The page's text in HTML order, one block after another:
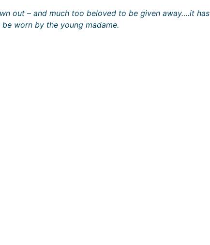
out – and much too beloved to be given away….it has
worn by the young madame.